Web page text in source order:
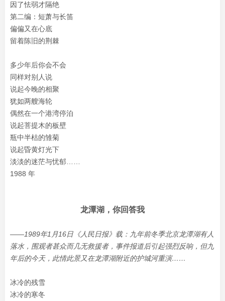
因了怯弱才隔绝
第二编：短萧与长笛
偏偏又在心底
留着陈旧的荆棘
多少年后你会不会
同样对别人说
说起今晚的相聚
犹如两艘海轮
偶然在一个港湾停泊
说起菩提木的板壁
瓶中半枯的雏菊
说起昏黄灯光下
淡淡的迷茫与忧郁……
1988 年
龙潭湖，你回答我
——1989年1月16日《人民日报》载：九年前冬季北京龙潭湖有人
落水，围观者甚众而几无救援者，事件报道后引起强烈反响，但九
年后的今天， 此情此景又在龙潭湖附近的护城河重演……
冰冷的残雪
冰冷的寒冬